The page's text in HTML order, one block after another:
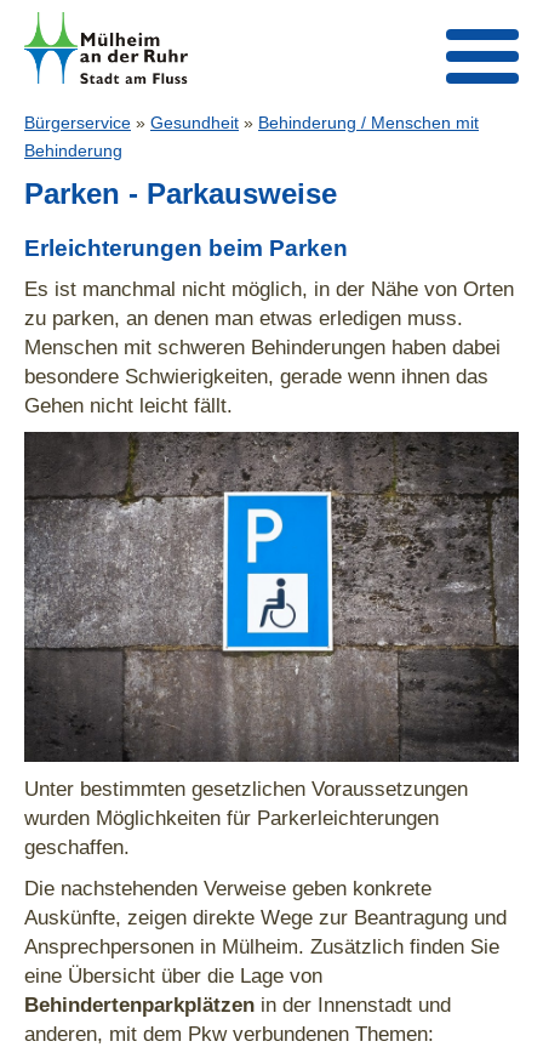
Bürgerservice » Gesundheit » Behinderung / Menschen mit
Behinderung
Parken - Parkausweise
Erleichterungen beim Parken
Es ist manchmal nicht möglich, in der Nähe von Orten
zu parken, an denen man etwas erledigen muss.
Menschen mit schweren Behinderungen haben dabei
besondere Schwierigkeiten, gerade wenn ihnen das
Gehen nicht leicht fällt.
Unter bestimmten gesetzlichen Voraussetzungen
wurden Möglichkeiten für Parkerleichterungen
geschaffen.
Die nachstehenden Verweise geben konkrete
Auskünfte, zeigen direkte Wege zur Beantragung und
Ansprechpersonen in Mülheim. Zusätzlich finden Sie
eine Übersicht über die Lage von
Behindertenparkplätzen in der Innenstadt und
anderen, mit dem Pkw verbundenen Themen: